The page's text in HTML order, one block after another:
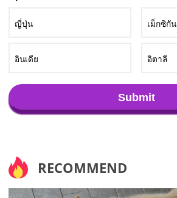
ญี่ปุ่น เม็กซิกัน
อินเดีย อิตาลี
Submit
RECOMMEND